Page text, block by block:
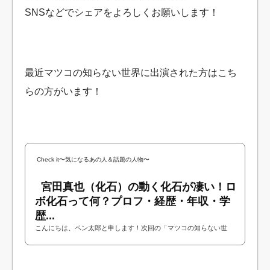
SNSなどでシェアをよろしくお願いします！
最近マツコの知らない世界に出演された方はこち
らの方がいます！
Check it〜気になるあの人＆話題の人物〜
宮田真也（化石）の動く化石が凄い！ロ
ボ化石って何？プロフ・経歴・年収・学
歴...
こんにちは、ペン太郎と申します！次回の「マツコの知らない世